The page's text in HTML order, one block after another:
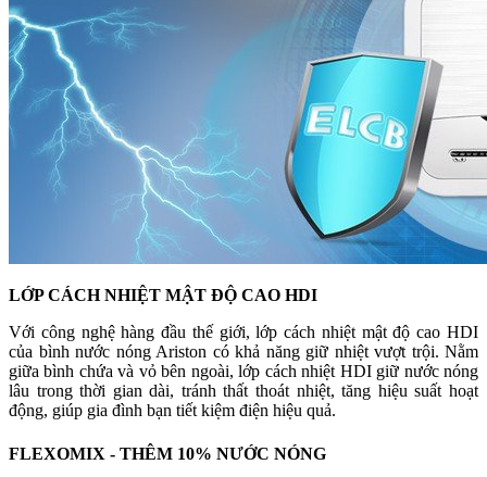
LỚP CÁCH NHIỆT MẬT ĐỘ CAO HDI
Với công nghệ hàng đầu thế giới, lớp cách nhiệt mật độ cao HDI
của bình nước nóng Ariston có khả năng giữ nhiệt vượt trội. Nằm
giữa bình chứa và vỏ bên ngoài, lớp cách nhiệt HDI giữ nước nóng
lâu trong thời gian dài, tránh thất thoát nhiệt, tăng hiệu suất hoạt
động, giúp gia đình bạn tiết kiệm điện hiệu quả.
FLEXOMIX - THÊM 10% NƯỚC NÓNG